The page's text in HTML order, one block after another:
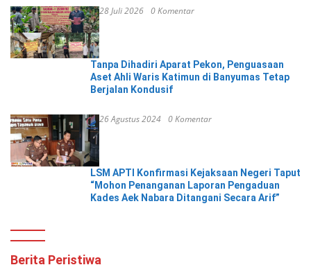
28 Juli 2026 0 Komentar
Tanpa Dihadiri Aparat Pekon, Penguasaan
Aset Ahli Waris Katimun di Banyumas Tetap
Berjalan Kondusif
26 Agustus 2024 0 Komentar
LSM APTI Konfirmasi Kejaksaan Negeri Taput
“Mohon Penanganan Laporan Pengaduan
Kades Aek Nabara Ditangani Secara Arif”
Berita Peristiwa